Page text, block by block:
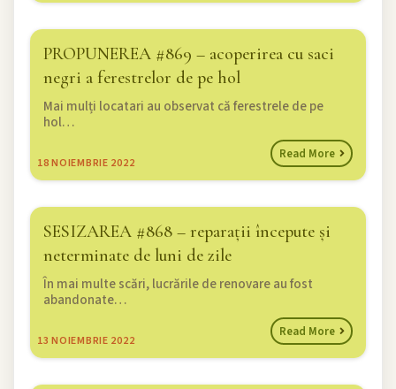
PROPUNEREA #869 – acoperirea cu saci
negri a ferestrelor de pe hol
18NOIEMBRIE 2022
Mai mulți locatari au observat că ferestrele de pe
hol…
Read More
SESIZAREA #868 – reparații începute și
neterminate de luni de zile
13 NOIEMBRIE 2022
În mai multe scări, lucrările de renovare au fost
abandonate…
Read More